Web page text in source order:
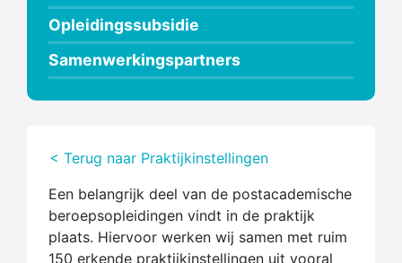
Opleidingssubsidie
Samenwerkingspartners
< Terug naar Praktijkinstellingen
Een belangrijk deel van de postacademische
beroepsopleidingen vindt in de praktijk
plaats. Hiervoor werken wij samen met ruim
150 erkende praktijkinstellingen uit vooral